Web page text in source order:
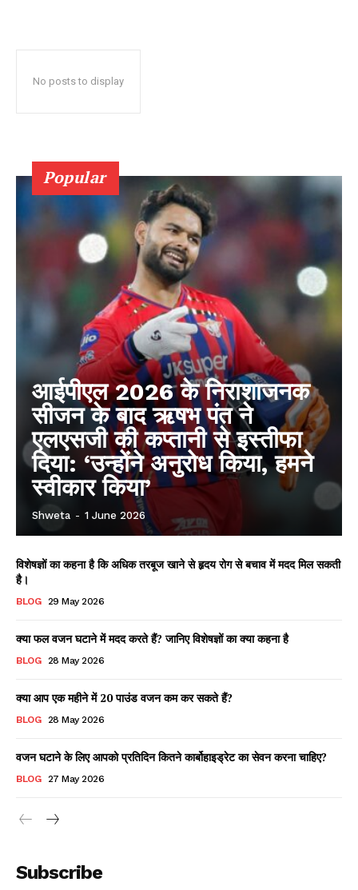
No posts to display
Popular
आईपीएल 2026 के निराशाजनक
सीजन के बाद ऋषभ पंत ने
एलएसजी की कप्तानी से इस्तीफा
दिया: ‘उन्होंने अनुरोध किया, हमने
स्वीकार किया’
Shweta - 1 June 2026
विशेषज्ञों का कहना है कि अधिक तरबूज खाने से हृदय रोग से बचाव में मदद मिल सकती
है।
BLOG 29 May 2026
क्या फल वजन घटाने में मदद करते हैं? जानिए विशेषज्ञों का क्या कहना है
BLOG 28 May 2026
क्या आप एक महीने में 20 पाउंड वजन कम कर सकते हैं?
BLOG 28 May 2026
वजन घटाने के लिए आपको प्रतिदिन कितने कार्बोहाइड्रेट का सेवन करना चाहिए?
BLOG 27 May 2026
Subscribe